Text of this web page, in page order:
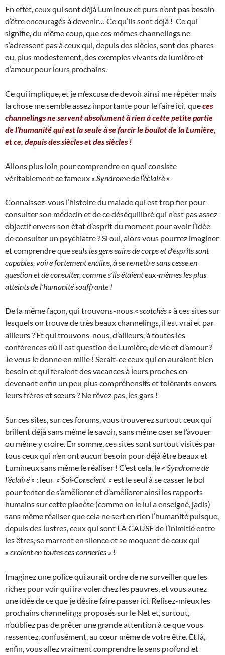
En effet, ceux qui sont déjà Lumineux et purs n’ont pas besoin
d’être encouragés à devenir… Ce qu’ils sont déjà ! Ce qui
signifie, du même coup, que ces mêmes channelings ne
s’adressent pas à ceux qui, depuis des siècles, sont des phares
ou, plus modestement, des exemples vivants de lumière et
d’amour pour leurs prochains.
Ce qui implique, et je m’excuse de devoir ainsi me répéter mais
la chose me semble assez importante pour le faire ici, queces
channelings ne servent absolument à rien à cette petite partie
de l’humanité qui est la seule à se farcir le boulot de la Lumière,
et ce, depuis des siècles et des siècles !
Allons plus loin pour comprendre en quoi consiste
véritablement ce fameux « Syndrome de l’éclairé »
Connaissez-vous l’histoire du malade qui est trop fier pour
consulter son médecin et de ce déséquilibré qui n’est pas assez
objectif envers son état d’esprit du moment pour avoir l’idée
de consulter un psychiatre ? Si oui, alors vous pourrez imaginer
et comprendre que seuls les gens sains de corps et d’esprits sont
capables, voire fortement enclins, à se remettre sans cesse en
question et de consulter, comme s’ils étaient eux-mêmes les plus
atteints de l’humanité souffrante !
De la même façon, qui trouvons-nous « scotchés » à ces sites sur
lesquels on trouve de très beaux channelings, il est vrai et par
ailleurs ? Et qui trouvons-nous, d’ailleurs, à toutes les
conférences où il est question de Lumière, de vie et d’amour ?
Je vous le donne en mille ! Serait-ce ceux qui en auraient bien
besoin et qui feraient des vacances à leurs proches en
devenant enfin un peu plus compréhensifs et tolérants envers
leurs frères et sœurs ? Ne rêvez pas, les gars !
Sur ces sites, sur ces forums, vous trouverez surtout ceux qui
brillent déjà sans même le savoir, sans même oser se l’avouer
ou même y croire. En somme, ces sites sont surtout visités par
tous ceux qui n’en ont aucun besoin pour déjà être beaux et
Lumineux sans même le réaliser ! C’est cela, le « Syndrome de
l’éclairé » : leur » Soi-Conscient» est le seul à se casser le bol
pour tenter de s’améliorer et d’améliorer ainsi les rapports
humains sur cette planète (comme on le lui a enseigné, jadis)
sans même réaliser que cela ne sert en rien l’humanité puisque,
depuis des lustres, ceux qui sont LA CAUSE de l’inimitié entre
les êtres, se marrent en silence et se moquent de ceux qui
« croient en toutes ces conneries » !
Imaginez une police qui aurait ordre de ne surveiller que les
riches pour voir qui ira voler chez les pauvres, et vous aurez
une idée de ce que je désire faire passer ici. Relisez-mieux les
prochains channelings proposés sur le Net et, surtout,
n’oubliez pas de prêter une grande attention à ce que vous
ressentez, confusément, au cœur même de votre être. Et là,
enfin, vous allez vraiment comprendre le sens profond et